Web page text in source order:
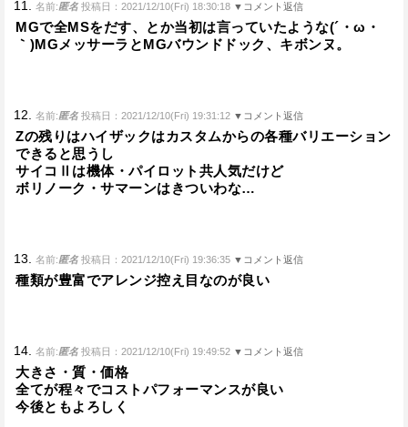
11. 名前:匿名 投稿日：2021/12/10(Fri) 18:30:18 ▼コメント返信
MGで全MSをだす、とか当初は言っていたような(´・ω・
｀)MGメッサーラとMGバウンドドック、キボンヌ。
12. 名前:匿名 投稿日：2021/12/10(Fri) 19:31:12 ▼コメント返信
Zの残りはハイザックはカスタムからの各種バリエーション
できると思うし
サイコⅡは機体・パイロット共人気だけど
ボリノーク・サマーンはきついわな…
13. 名前:匿名 投稿日：2021/12/10(Fri) 19:36:35 ▼コメント返信
種類が豊富でアレンジ控え目なのが良い
14. 名前:匿名 投稿日：2021/12/10(Fri) 19:49:52 ▼コメント返信
大きさ・質・価格
全てが程々でコストパフォーマンスが良い
今後ともよろしく